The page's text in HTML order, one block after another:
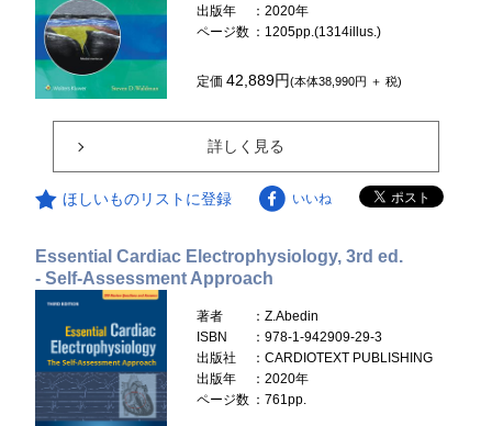
出版年
：2020年
ページ数 ：1205pp.(1314illus.)
定価42,889円(本体38,990円 ＋ 税)
詳しく見る
ほしいものリストに登録 いいね
Essential Cardiac Electrophysiology, 3rd ed.
- Self-Assessment Approach
著者
：Z.Abedin
ISBN
：978-1-942909-29-3
出版社
：CARDIOTEXT PUBLISHING
出版年
：2020年
ページ数 ：761pp.